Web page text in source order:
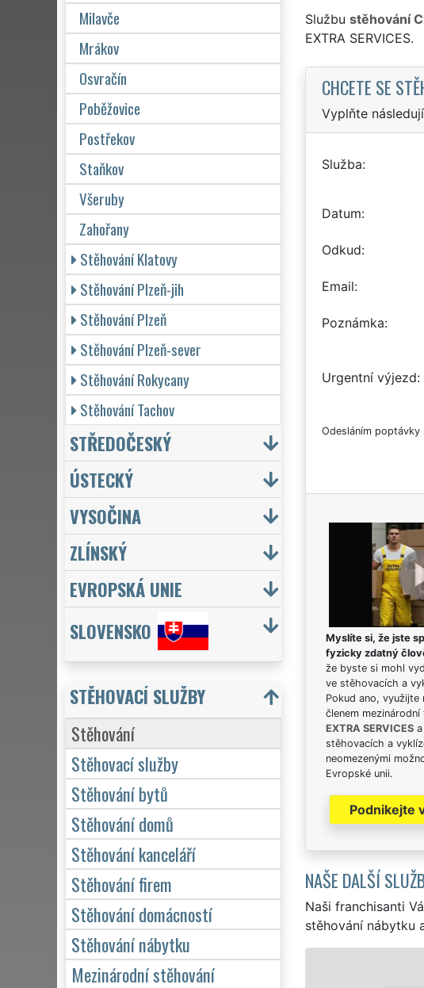
Službu stěhování
EXTRA SERVICES.
CHCETE SE
Vyplňte
Služba
Datum
Odkud
Email
Poznámka
Urgentní výjezd
Odesláním poptávky
Myslíte si, že jste
fyzicky zdatný
že byste si mohl
ve stěhovacích a
Pokud ano,
členem
EXTRA SERVICESa
stěhovacích a
neomezenými
Evropské unii.
Podnikejte
NAŠE DALŠÍ
Naši franchisanti
stěhování nábytku
STĚHOVÁNÍ CHODOV
Milavče
Mrákov
Osvračín
Poběžovice
Postřekov
Staňkov
Všeruby
Zahořany
Stěhování Klatovy
Stěhování Plzeň-jih
Stěhování Plzeň
Stěhování Plzeň-sever
Stěhování Rokycany
Stěhování Tachov
STŘEDOČESKÝ
ÚSTECKÝ
VYSOČINA
ZLÍNSKÝ
EVROPSKÁ UNIE
SLOVENSKO
STĚHOVACÍ SLUŽBY
Stěhování
Stěhovací služby
Stěhování bytů
Stěhování domů
Stěhování kanceláří
Stěhování firem
Stěhování domácností
Stěhování nábytku
Mezinárodní stěhování